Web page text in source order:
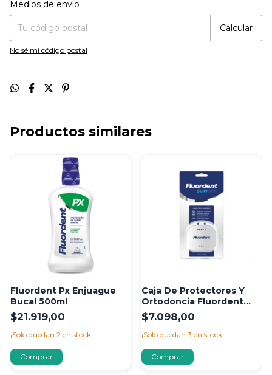
Medios de envío
Calcular
No sé mi código postal
Productos similares
Fluordent Px Enjuague
Bucal 500ml
$21.919,00
¡Solo quedan 2 en stock!
Caja De Protectores Y
Ortodoncia Fluordent
Slim Box
$7.098,00
¡Solo quedan 3 en stock!